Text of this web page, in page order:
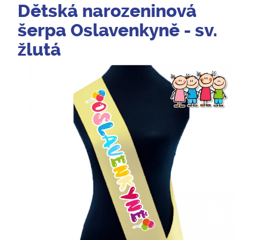
Dětská narozeninová
šerpa Oslavenkyně - sv.
žlutá